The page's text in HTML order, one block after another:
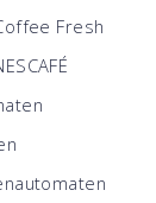
Fresh